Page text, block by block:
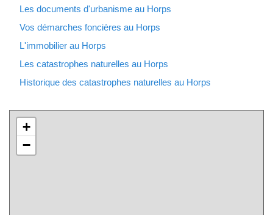
Les documents d'urbanisme au Horps
Vos démarches foncières au Horps
L'immobilier au Horps
Les catastrophes naturelles au Horps
Historique des catastrophes naturelles au Horps
+
−